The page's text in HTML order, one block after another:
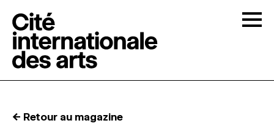
← Retour au magazine